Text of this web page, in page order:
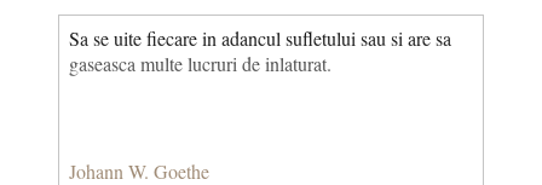
s-au ratacit pe un drum care nu era al lor, sau cei care
au luat-o pe calea cea buna, dar n-au stiut sau n-au
avut curajul de a se margini la posibilitatile lor.
Sa se uite fiecare in adancul sufletului sau si are sa
gaseasca multe lucruri de inlaturat.
Johann W. Goethe